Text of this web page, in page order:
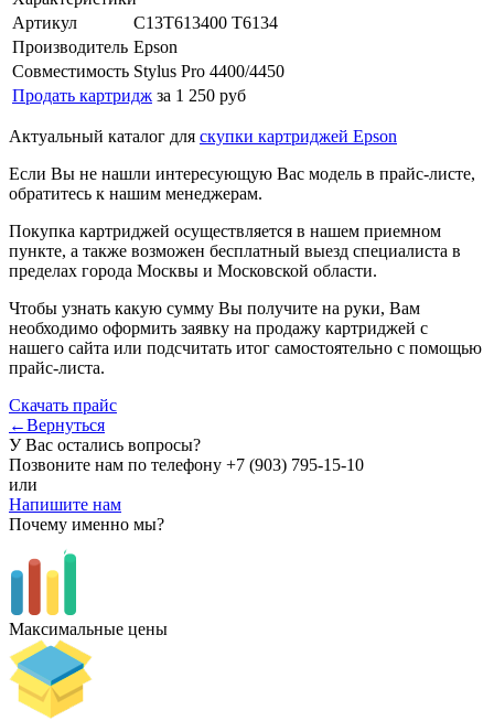
Артикул
C13T613400 T6134
Производитель Epson
Совместимость Stylus Pro 4400/4450
Продать картридж за 1 250 руб
Актуальный каталог для скупки картриджей Epson
Если Вы не нашли интересующую Вас модель в прайс-листе,
обратитесь к нашим менеджерам.
Покупка картриджей осуществляется в нашем приемном
пункте, а также возможен бесплатный выезд специалиста в
пределах города Москвы и Московской области.
Чтобы узнать какую сумму Вы получите на руки, Вам
необходимо оформить заявку на продажу картриджей с
нашего сайта или подсчитать итог самостоятельно с помощью
прайс-листа.
Скачать прайс
←Вернуться
У Вас остались вопросы?
Позвоните нам по телефону +7 (903) 795-15-10
или
Напишите нам
Почему именно мы?
Максимальные цены